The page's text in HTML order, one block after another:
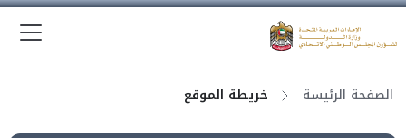
الصفحة الرئيسة خريطة الموقع